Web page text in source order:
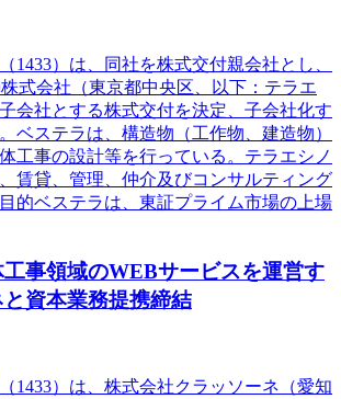
1433）は、同社を株式交付親会社とし、
式会社（東京都中央区、以下：テラエ
会社とする株式交付を決定、子会社化す
ベステラは、構造物（工作物、建造物）
工事の設計等を行っている。テラエシノ
賃貸、管理、仲介及びコンサルティング
的ベステラは、東証プライム市場の上場
事領域のWEBサービスを運営す
資本業務提携締結
1433）は、株式会社クラッソーネ（愛知